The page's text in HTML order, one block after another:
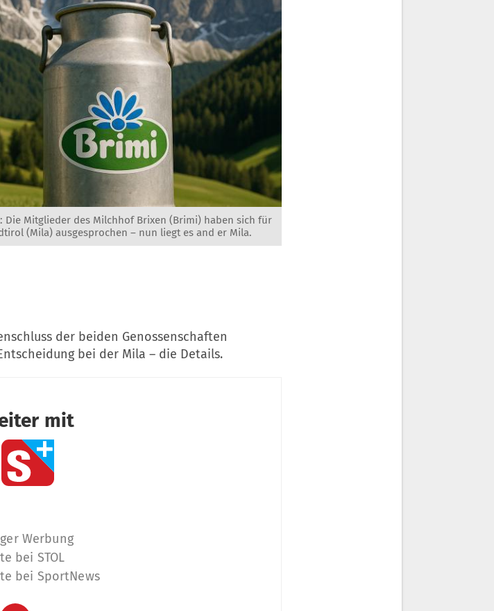
Mitglieder des Milchhof Brixen (Brimi) haben sich für
(Mila) ausgesprochen – nun liegt es and er Mila.
der beiden Genossenschaften
bei der Mila – die Details.